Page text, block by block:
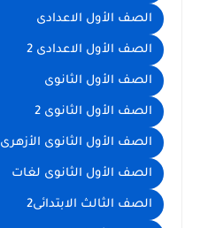
الصف الأول الاعدادى
الصف الأول الاعدادى 2
الصف الأول الثانوى
الصف الأول الثانوى 2
الصف الأول الثانوى الأزهرى
الصف الأول الثانوى لغات
الصف الثالث الابتدائى2